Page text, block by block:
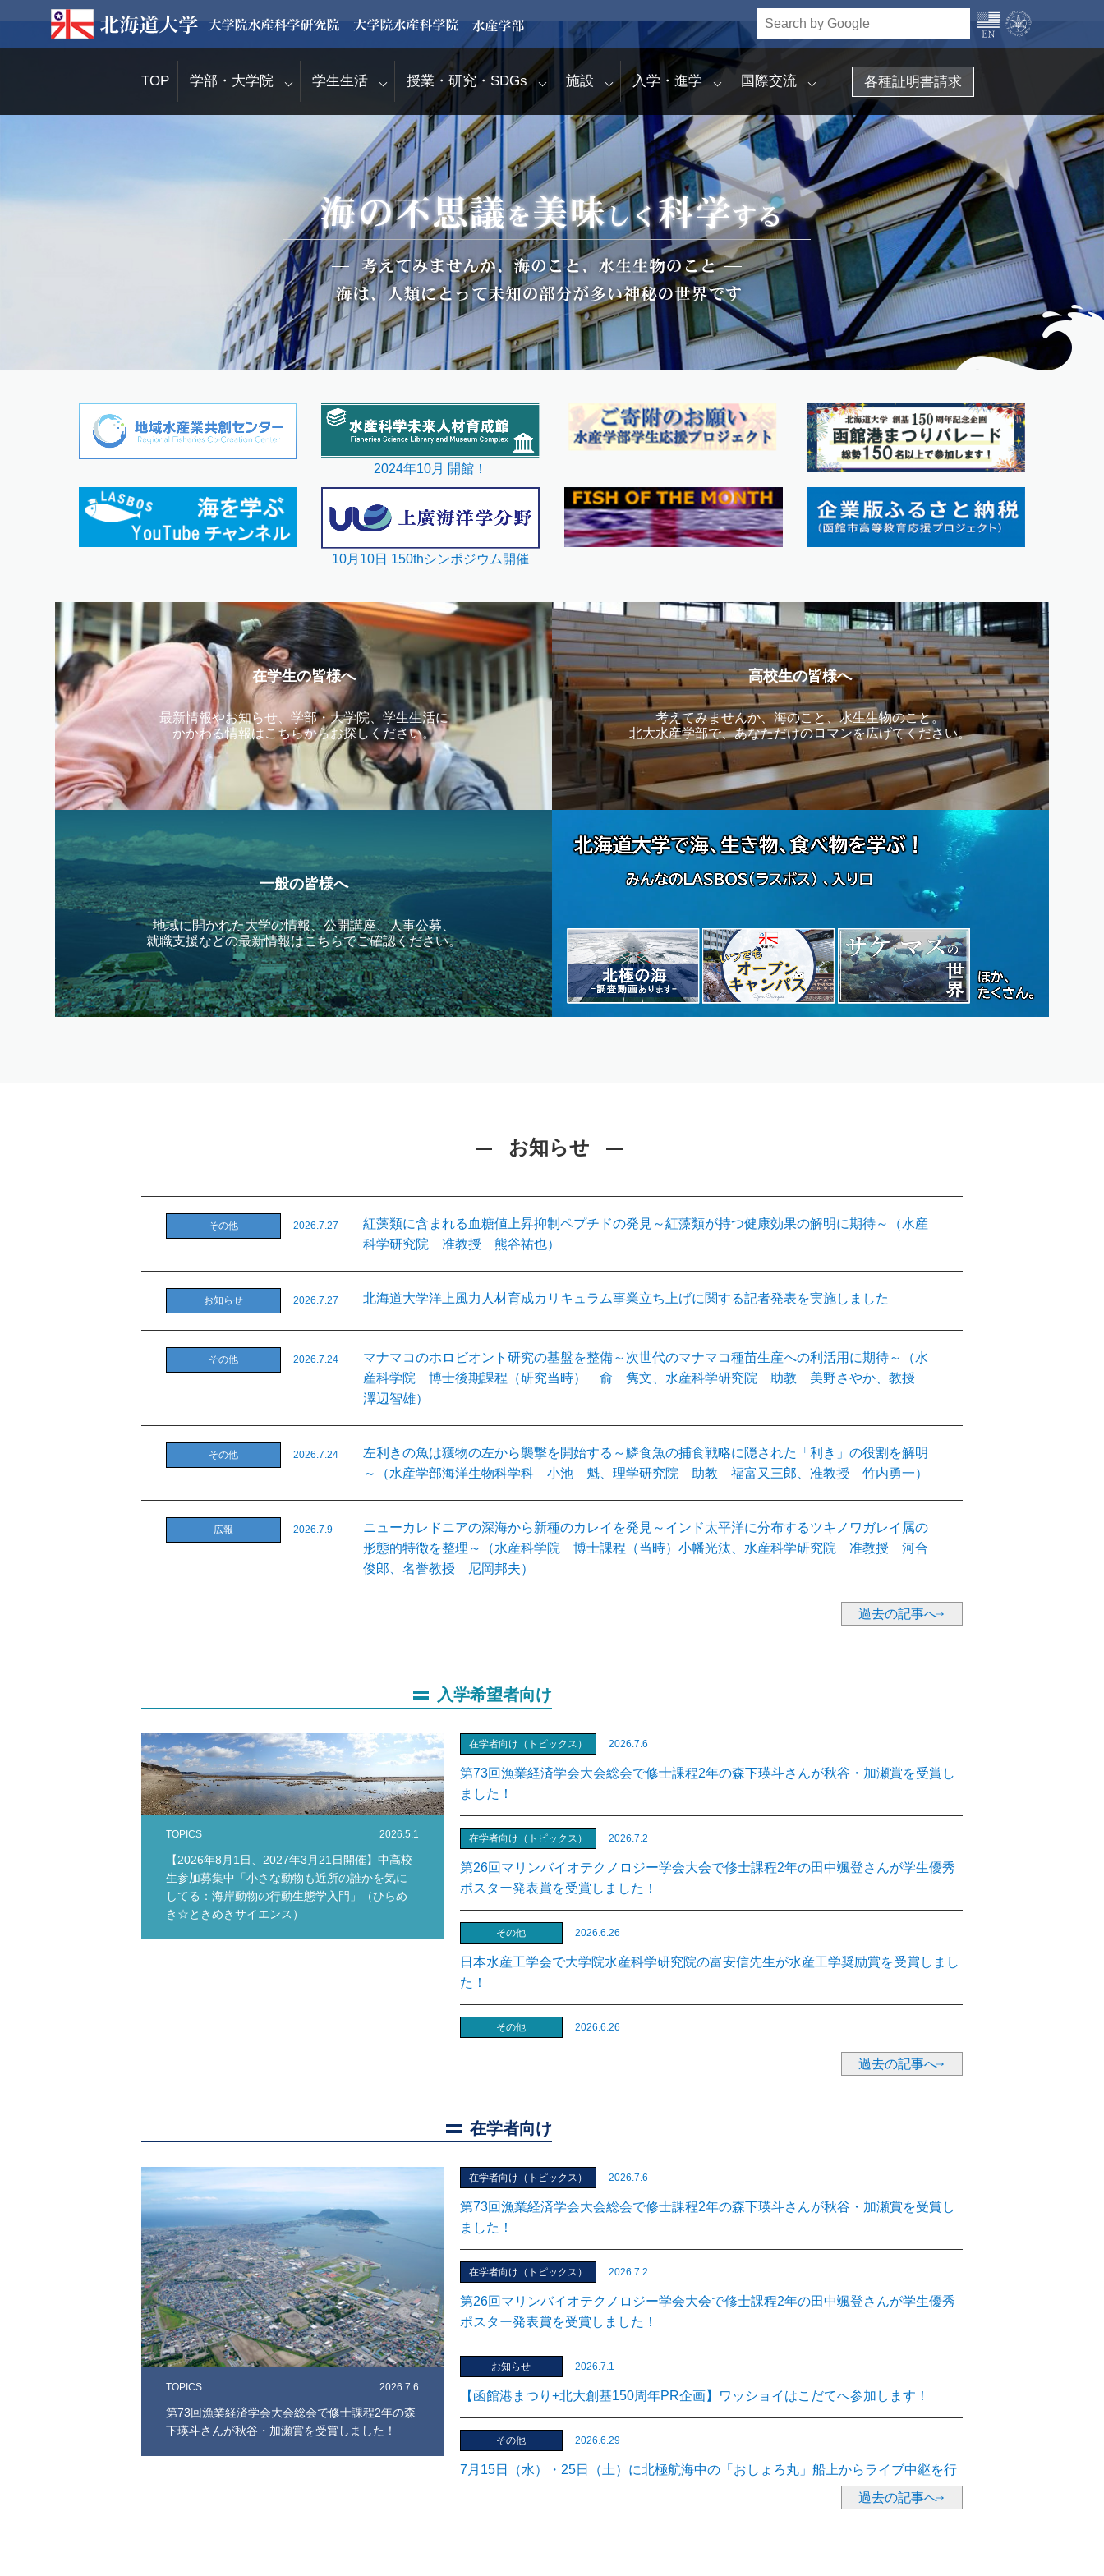
TOP 学部・大学院 学生生活 授業・研究・SDGs 施設 入学・進学 国際交流 各種証明書請求
2024年10月 開館！
10月10日 150thシンポジウム開催
在学生の皆様へ
最新情報やお知らせ、学部・大学院、学生生活に
かかわる情報はこちらからお探しください。
高校生の皆様へ
考えてみませんか、海のこと、水生生物のこと。
北大水産学部で、あなただけのロマンを広げてください。
一般の皆様へ
地域に開かれた大学の情報、公開講座、人事公募、
就職支援などの最新情報はこちらでご確認ください。
お知らせ
その他 2026.7.27
紅藻類に含まれる血糖値上昇抑制ペプチドの発見～紅藻類が持つ健康効果の解明に期待～（⽔産
科学研究院 准教授 熊谷祐也）
お知らせ 2026.7.27 北海道大学洋上風力人材育成カリキュラム事業立ち上げに関する記者発表を実施しました
その他 2026.7.24
マナマコのホロビオント研究の基盤を整備～次世代のマナマコ種苗生産への利活用に期待～（水
産科学院 博士後期課程（研究当時） 俞 隽文、水産科学研究院 助教 美野さやか、教授
澤辺智雄）
その他 2026.7.24
左利きの魚は獲物の左から襲撃を開始する～鱗食魚の捕食戦略に隠された「利き」の役割を解明
～（水産学部海洋生物科学科 小池 魁、理学研究院 助教 福富又三郎、准教授 竹内勇一）
広報 2026.7.9
ニューカレドニアの深海から新種のカレイを発見～インド太平洋に分布するツキノワガレイ属の
形態的特徴を整理～（水産科学院 博士課程（当時）小幡光汰、水産科学研究院 准教授 河合
俊郎、名誉教授 尼岡邦夫）
過去の記事へ
在学者向け
TOPICS 2026.7.6
第73回漁業経済学会大会総会で修士課程2年の森
下瑛斗さんが秋谷・加瀬賞を受賞しました！
在学者向け（トピックス） 2026.7.6
第73回漁業経済学会大会総会で修士課程2年の森下瑛斗さんが秋谷・加瀬賞を受賞し
ました！
在学者向け（トピックス） 2026.7.2
第26回マリンバイオテクノロジー学会大会で修士課程2年の田中颯登さんが学生優秀
ポスター発表賞を受賞しました！
お知らせ 2026.7.1
【函館港まつり+北大創基150周年PR企画】ワッショイはこだてへ参加します！
その他 2026.6.29
7月15日（水）・25日（土）に北極航海中の「おしょろ丸」船上からライブ中継を行
過去の記事へ
入学希望者向け
TOPICS 2026.5.1
【2026年8月1日、2027年3月21日開催】中高校
生参加募集中「小さな動物も近所の誰かを気に
してる：海岸動物の行動生態学入門」（ひらめ
き☆ときめきサイエンス）
在学者向け（トピックス） 2026.7.6
第73回漁業経済学会大会総会で修士課程2年の森下瑛斗さんが秋谷・加瀬賞を受賞し
ました！
在学者向け（トピックス） 2026.7.2
第26回マリンバイオテクノロジー学会大会で修士課程2年の田中颯登さんが学生優秀
ポスター発表賞を受賞しました！
その他 2026.6.26
日本水産工学会で大学院水産科学研究院の富安信先生が水産工学奨励賞を受賞しまし
た！
その他 2026.6.26
日本生態心理学会第10回大会（JSEP2025）で博士後期課程2年の柴田夏実さんが優
その他
の田窪祐也さんが学生口頭発表賞第2位を受賞しました！
お知らせ 2026.5.1
【2026年8月1日、2027年3月21日開催】中高校生参加募集中「小さな動物も近所の
誰かを気にしてる：海岸動物の行動生態学入門」（ひらめき☆ときめきサイエンス）
その他 2026.4.15
【周知】TOEIC L&R IPテスト（6/13）について（函館キャンパスにて開催）
日本藻類学会で博士前期課程1年の日𠮷海斗さんが口頭発表大型藻の部で、博士後期
課程1年の南口蒼太さんがポスター発表大型藻の部で学生発表賞を受賞しました！
その他 2026.4.9
日本農業気象学会で博士後期課程3年の能城太一さんが奨励賞を受賞しました！
過去の記事へ